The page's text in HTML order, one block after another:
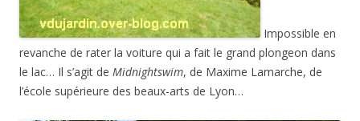
Impossible en
revanche de rater la voiture qui a fait le grand plongeon dans
le lac… Il s’agit de Midnightswim, de Maxime Lamarche, de
l’école supérieure des beaux-arts de Lyon…